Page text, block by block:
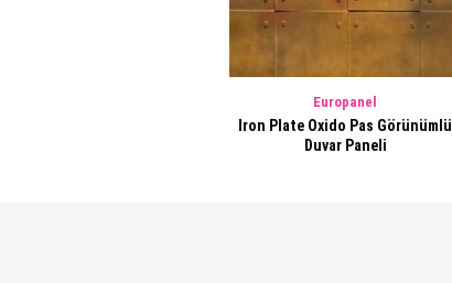
Europanel
Iron Plate Oxido Pas Görünümlü
Duvar Paneli